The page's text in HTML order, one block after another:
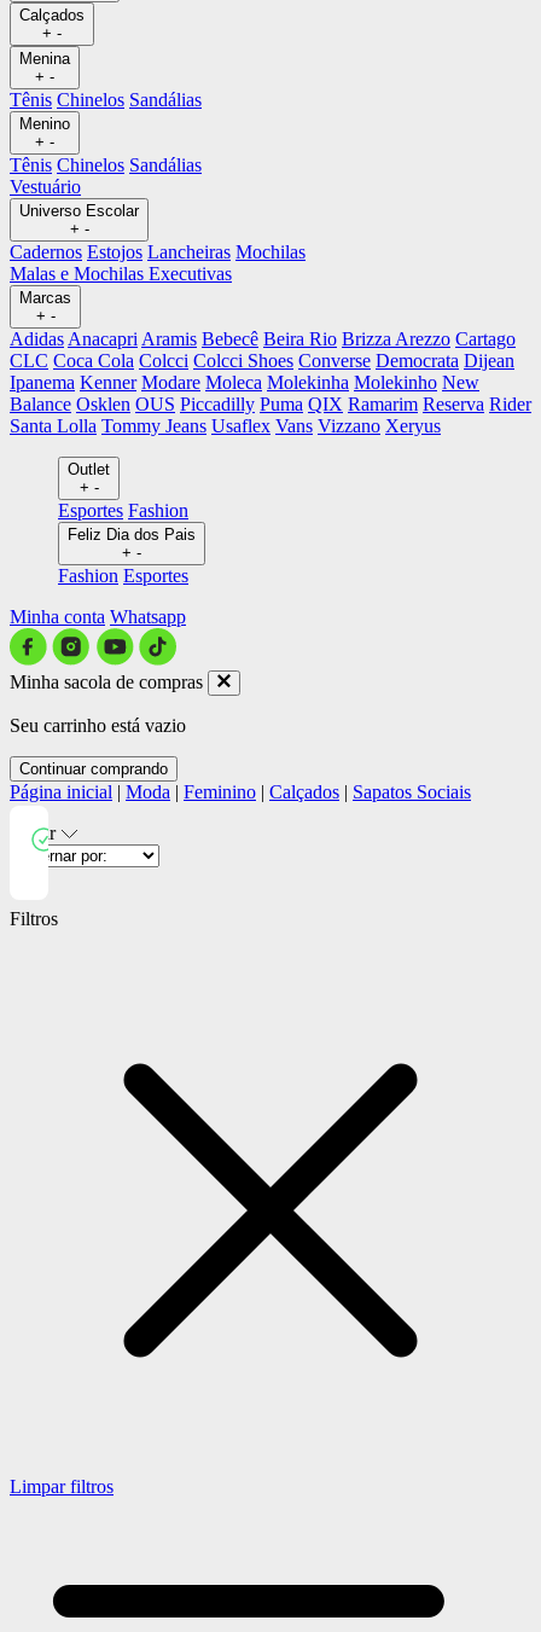
Calçados
+ -
Menina
+ -
Tênis Chinelos Sandálias
Menino
+ -
Tênis Chinelos Sandálias
Vestuário
Universo Escolar
+ -
Cadernos Estojos Lancheiras Mochilas
Malas e Mochilas Executivas
Marcas
+ -
Adidas Anacapri Aramis Bebecê Beira Rio Brizza Arezzo Cartago
CLC Coca Cola Colcci Colcci Shoes Converse Democrata Dijean
Ipanema Kenner Modare Moleca Molekinha Molekinho New
Balance Osklen OUS Piccadilly Puma QIX Ramarim Reserva Rider
Santa Lolla Tommy Jeans Usaflex Vans Vizzano Xeryus
Outlet
+ -
Esportes Fashion
Feliz Dia dos Pais
+ -
Fashion Esportes
Minha conta Whatsapp
Minha sacola de compras
Seu carrinho está vazio
Continuar comprando
Página inicial | Moda | Feminino | Calçados | Sapatos Sociais
Filtrar
Filtros
Limpar filtros